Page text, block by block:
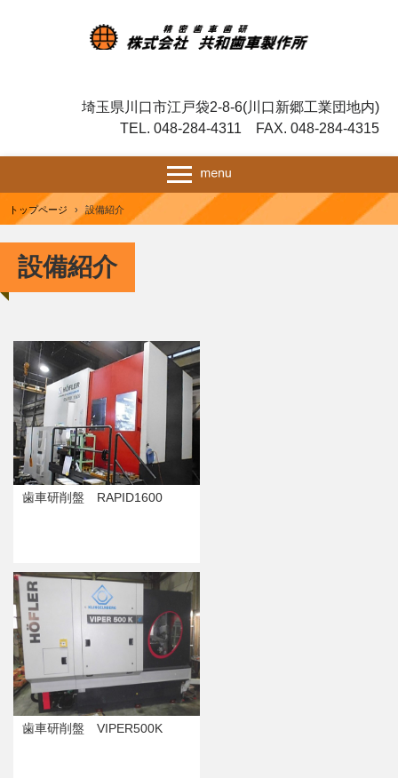
埼玉県川口市江戸袋2-8-6(川口新郷工業団地内)
TEL. 048-284-4311 FAX. 048-284-4315
トップページ › 設備紹介
設備紹介
歯車研削盤 RAPID1600
歯車研削盤 VIPER500K